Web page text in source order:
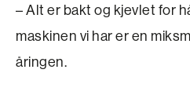
– Alt er bakt og kjevlet for
maskinen vi har er en
åringen.